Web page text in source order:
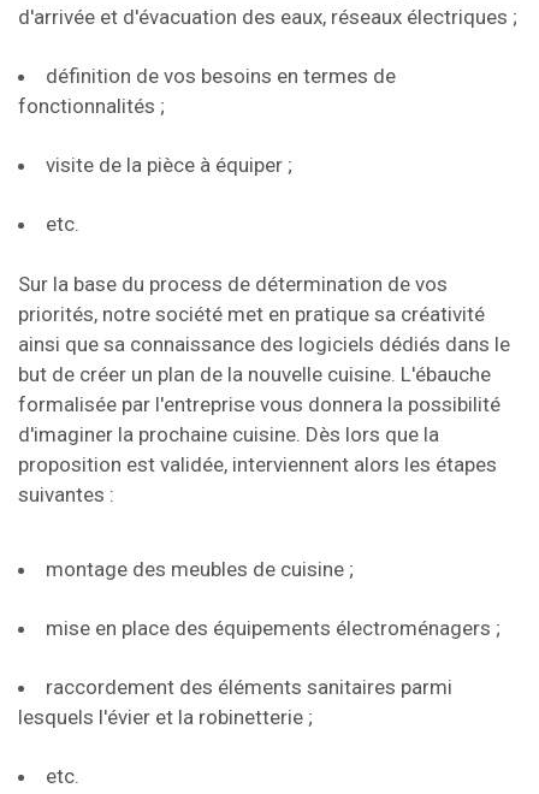
d'arrivée et d'évacuation des eaux, réseaux électriques ;
définition de vos besoins en termes de
fonctionnalités ;
visite de la pièce à équiper ;
etc.
Sur la base du process de détermination de vos
priorités, notre société met en pratique sa créativité
ainsi que sa connaissance des logiciels dédiés dans le
but de créer un plan de la nouvelle cuisine. L'ébauche
formalisée par l'entreprise vous donnera la possibilité
d'imaginer la prochaine cuisine. Dès lors que la
proposition est validée, interviennent alors les étapes
suivantes :
montage des meubles de cuisine ;
mise en place des équipements électroménagers ;
raccordement des éléments sanitaires parmi
lesquels l'évier et la robinetterie ;
etc.